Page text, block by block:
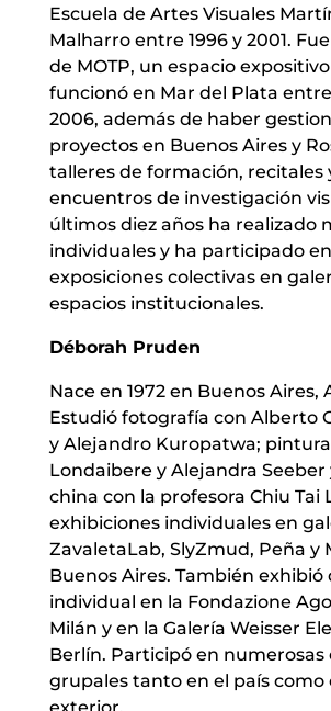
Escuela de Artes Visuales
Malharro entre 1996 y 2001.
de MOTP, un espacio
funcionó en Mar del Plata entre
2006, además de haber
proyectos en Buenos Aires y
talleres de formación, recitales
encuentros de investigación
últimos diez años ha realizado
individuales y ha participado
exposiciones colectivas en
espacios institucionales.
Déborah Pruden
Nace en 1972 en Buenos Aires,
Estudió fotografía con Alberto
y Alejandro Kuropatwa;
Londaibere y Alejandra
china con la profesora Chiu Tai
exhibiciones individuales en
ZavaletaLab, SlyZmud, Peña y
Buenos Aires. También exhibió
individual en la Fondazione
Milán y en la Galería Weisser
Berlín. Participó en numerosas
grupales tanto en el país como